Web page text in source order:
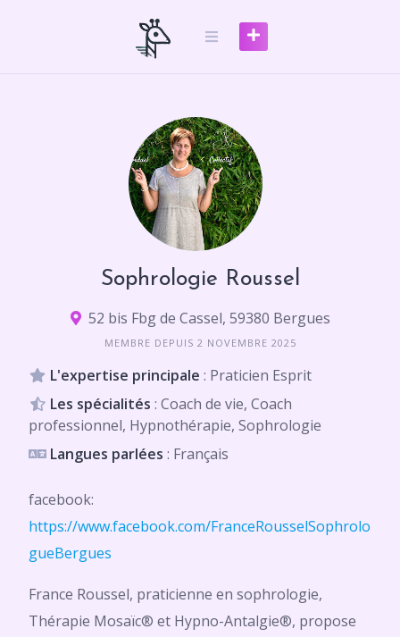
Sophrologie Roussel
52 bis Fbg de Cassel, 59380 Bergues
MEMBRE DEPUIS 2 NOVEMBRE 2025
L'expertise principale : Praticien Esprit
Les spécialités : Coach de vie, Coach
professionnel, Hypnothérapie, Sophrologie
Langues parlées : Français
facebook:
https://www.facebook.com/FranceRousselSophrolo
gueBergues
France Roussel, praticienne en sophrologie,
Thérapie Mosaïc® et Hypno-Antalgie®, propose